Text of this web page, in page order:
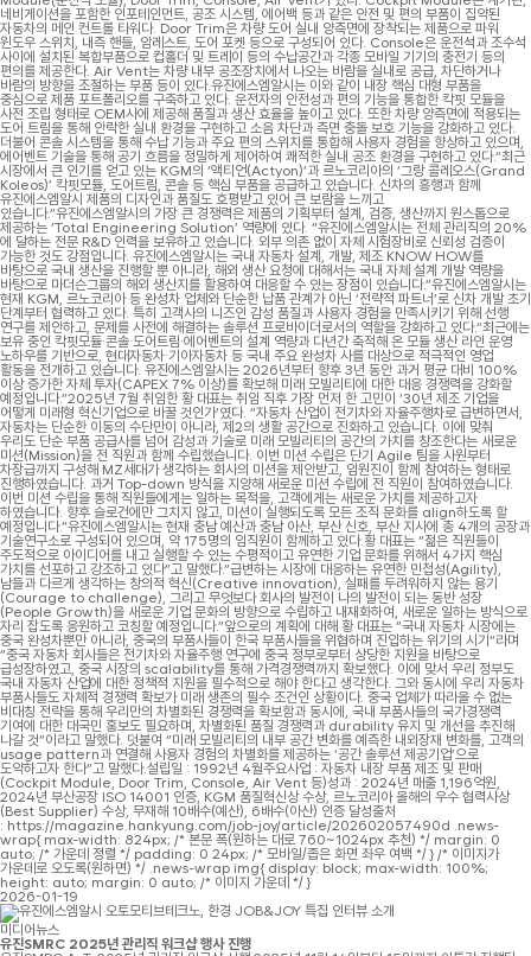
네비게이션을 포함한 인포테인먼트, 공조 시스템, 에어백 등과 같은 안전 및 편의 부품이 집약된
자동차의 메인 컨트롤 타워다. Door Trim은 차량 도어 실내 양측면에 장착되는 제품으로 파워
윈도우 스위치, 내측 핸들, 암레스트, 도어 포켓 등으로 구성되어 있다. Console은 운전석과 조수석
사이에 설치된 복합부품으로 컵홀더 및 트레이 등의 수납공간과 각종 모바일 기기의 충전기 등의
편의를 제공한다. Air Vent는 차량 내부 공조장치에서 나오는 바람을 실내로 공급, 차단하거나
바람의 방향을 조절하는 부품 등이 있다.유진에스엠알시는 이와 같이 내장 핵심 대형 부품을
중심으로 제품 포트폴리오를 구축하고 있다. 운전자의 안전성과 편의 기능을 통합한 칵핏 모듈을
사전 조립 형태로 OEM사에 제공해 품질과 생산 효율을 높이고 있다. 또한 차량 양측면에 적용되는
도어 트림을 통해 안락한 실내 환경을 구현하고 소음 차단과 측면 충돌 보호 기능을 강화하고 있다.
더불어 콘솔 시스템을 통해 수납 기능과 주요 편의 스위치를 통합해 사용자 경험을 향상하고 있으며,
에어벤트 기술을 통해 공기 흐름을 정밀하게 제어하여 쾌적한 실내 공조 환경을 구현하고 있다.“최근
시장에서 큰 인기를 얻고 있는 KGM의 ‘액티언(Actyon)’과 르노코리아의 ‘그랑 콜레오스(Grand
Koleos)’ 칵핏모듈, 도어트림, 콘솔 등 핵심 부품을 공급하고 있습니다. 신차의 흥행과 함께
유진에스엠알시 제품의 디자인과 품질도 호평받고 있어 큰 보람을 느끼고
있습니다.”유진에스엠알시의 가장 큰 경쟁력은 제품의 기획부터 설계, 검증, 생산까지 원스톱으로
제공하는 ‘Total Engineering Solution’ 역량에 있다. “유진에스엠알시는 전체 관리직의 20%
에 달하는 전문 R&D 인력을 보유하고 있습니다. 외부 의존 없이 자체 시험장비로 신뢰성 검증이
가능한 것도 강점입니다. 유진에스엠알시는 국내 자동차 설계, 개발, 제조 KNOW HOW를
바탕으로 국내 생산을 진행할 뿐 아니라, 해외 생산 요청에 대해서는 국내 자체 설계 개발 역량을
바탕으로 마더슨그룹의 해외 생산지를 활용하여 대응할 수 있는 장점이 있습니다.”유진에스엠알시는
현재 KGM, 르노코리아 등 완성차 업체와 단순한 납품 관계가 아닌 ‘전략적 파트너’로 신차 개발 초기
단계부터 협력하고 있다. 특히 고객사의 니즈인 감성 품질과 사용자 경험을 만족시키기 위해 선행
연구를 제안하고, 문제를 사전에 해결하는 솔루션 프로바이더로서의 역할을 강화하고 있다.“최근에는
보유 중인 칵핏모듈·콘솔·도어트림·에어벤트의 설계 역량과 다년간 축적해 온 모듈 생산 라인 운영
노하우를 기반으로, 현대자동차·기아자동차 등 국내 주요 완성차 사를 대상으로 적극적인 영업
활동을 전개하고 있습니다. 유진에스엠알시는 2026년부터 향후 3년 동안 과거 평균 대비 100%
이상 증가한 자체 투자(CAPEX 7% 이상)를 확보해 미래 모빌리티에 대한 대응 경쟁력을 강화할
예정입니다.”2025년 7월 취임한 황 대표는 취임 직후 가장 먼저 한 고민이 ‘30년 제조 기업을
어떻게 미래형 혁신기업으로 바꿀 것인가’였다. “자동차 산업이 전기차와 자율주행차로 급변하면서,
자동차는 단순한 이동의 수단만이 아니라, 제2의 생활 공간으로 진화하고 있습니다. 이에 맞춰
우리도 단순 부품 공급사를 넘어 감성과 기술로 미래 모빌리티의 공간의 가치를 창조한다는 새로운
미션(Mission)을 전 직원과 함께 수립했습니다. 이번 미션 수립은 단기 Agile 팀을 사원부터
차장급까지 구성해 MZ세대가 생각하는 회사의 미션을 제안받고, 임원진이 함께 참여하는 형태로
진행하였습니다. 과거 Top-down 방식을 지양해 새로운 미션 수립에 전 직원이 참여하였습니다.
이번 미션 수립을 통해 직원들에게는 일하는 목적을, 고객에게는 새로운 가치를 제공하고자
하였습니다. 향후 슬로건에만 그치지 않고, 미션이 실행되도록 모든 조직 문화를 align하도록 할
예정입니다.”유진에스엠알시는 현재 충남 예산과 충남 아산, 부산 신호, 부산 지사에 총 4개의 공장과
기술연구소로 구성되어 있으며, 약 175명의 임직원이 함께하고 있다.황 대표는 “젊은 직원들이
주도적으로 아이디어를 내고 실행할 수 있는 수평적이고 유연한 기업 문화를 위해서 4가지 핵심
가치를 선포하고 강조하고 있다”고 말했다.“급변하는 시장에 대응하는 유연한 민첩성(Agility),
남들과 다르게 생각하는 창의적 혁신(Creative innovation), 실패를 두려워하지 않는 용기
(Courage to challenge), 그리고 무엇보다 회사의 발전이 나의 발전이 되는 동반 성장
(People Growth)을 새로운 기업 문화의 방향으로 수립하고 내재화하여, 새로운 일하는 방식으로
자리 잡도록 응원하고 코칭할 예정입니다.”앞으로의 계획에 대해 황 대표는 “국내 자동차 시장에는
중국 완성차뿐만 아니라, 중국의 부품사들이 한국 부품사들을 위협하며 진입하는 위기의 시기”라며
“중국 자동차 회사들은 전기차와 자율주행 연구에 중국 정부로부터 상당한 지원을 바탕으로
급성장하였고, 중국 시장의 scalability를 통해 가격경쟁력까지 확보했다. 이에 맞서 우리 정부도
국내 자동차 산업에 대한 정책적 지원을 필수적으로 해야 한다고 생각한다. 그와 동시에 우리 자동차
부품사들도 자체적 경쟁력 확보가 미래 생존의 필수 조건인 상황이다. 중국 업체가 따라올 수 없는
비대칭 전략을 통해 우리만의 차별화된 경쟁력을 확보함과 동시에, 국내 부품사들의 국가경쟁력
기여에 대한 대국민 홍보도 필요하며, 차별화된 품질 경쟁력과 durability 유지 및 개선을 추진해
나갈 것”이라고 말했다. 덧붙여 “미래 모빌리티의 내부 공간 변화를 예측한 내외장재 변화를, 고객의
usage pattern과 연결해 사용자 경험의 차별화를 제공하는 ‘공간 솔루션 제공기업’으로
도약하고자 한다”고 말했다.설립일 : 1992년 4월주요사업 : 자동차 내장 부품 제조 및 판매
(Cockpit Module, Door Trim, Console, Air Vent 등)성과 : 2024년 매출 1,196억원,
2024년 부산공장 ISO 14001 인증, KGM 품질혁신상 수상, 르노코리아 올해의 우수 협력사상
(Best Supplier) 수상, 무재해 10배수(예산), 6배수(아산) 인증 달성출처
: https://magazine.hankyung.com/job-joy/article/202602057490d .news-
wrap{ max-width: 824px; /* 본문 폭(원하는 대로 760~1024px 추천) */ margin: 0
auto; /* 가운데 정렬 */ padding: 0 24px; /* 모바일/좁은 화면 좌우 여백 */ } /* 이미지가
가운데로 오도록(원하면) */ .news-wrap img{ display: block; max-width: 100%;
height: auto; margin: 0 auto; /* 이미지 가운데 */ }
2026-01-19
미디어뉴스
유진SMRC 2025년 관리직 워크샵 행사 진행